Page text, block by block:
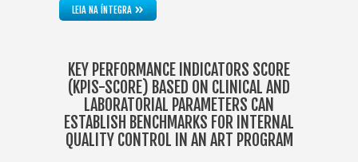
LEIA NA ÍNTEGRA»
KEY PERFORMANCE INDICATORS SCORE
(KPIS-SCORE) BASED ON CLINICAL AND
LABORATORIAL PARAMETERS CAN
ESTABLISH BENCHMARKS FOR INTERNAL
QUALITY CONTROL IN AN ART PROGRAM